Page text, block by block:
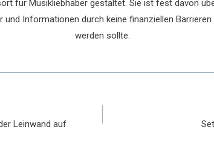
für Musikliebhaber gestaltet. Sie ist fest davon
und Informationen durch keine finanziellen
werden sollte.
Leinwand auf